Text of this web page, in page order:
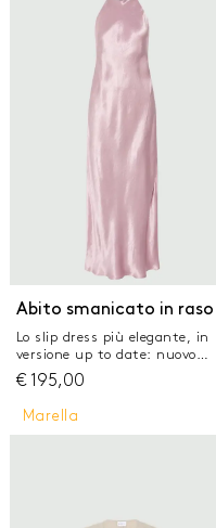
golf. Tessuto principale
contenente materie prime
derivanti dalla cellulosa del
legno, fibra ricavata nel
rispetto del patrimonio
forestale Top in lino e viscosa
stretch Fit regolare Scollo
stondato con goccia e
posteriori Fianchi con
allacciatura e tre bottoni
Motivo di pieghe fermate sul
Abito smanicato in raso
Lo slip dress più elegante, in
versione up to date: nuovo
abito in raso leggero, con
superficie stropicciata per
straordinaria matericità. Con
linea all'americana sullo scollo
€ 195,00
Marella